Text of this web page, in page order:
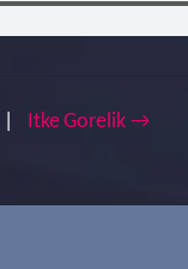
Itke Gorelik →